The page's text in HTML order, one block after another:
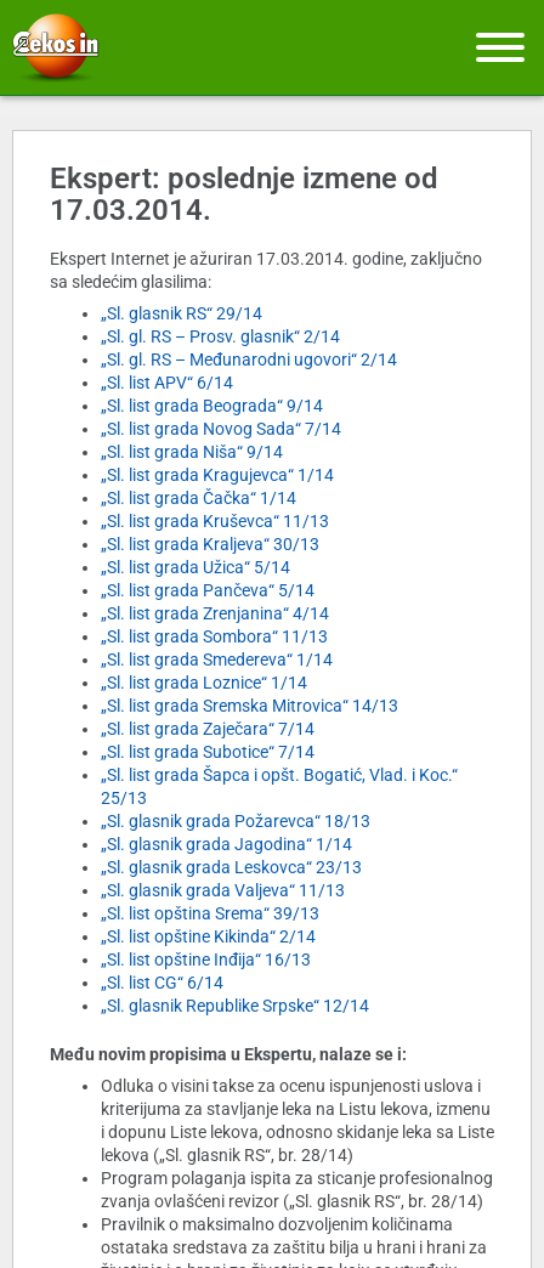
Ekspert: poslednje izmene od
17.03.2014.
Ekspert Internet je ažuriran 17.03.2014. godine, zaključno
sa sledećim glasilima:
„Sl. glasnik RS“ 29/14
„Sl. gl. RS – Prosv. glasnik“ 2/14
„Sl. gl. RS – Međunarodni ugovori“ 2/14
„Sl. list APV“ 6/14
„Sl. list grada Beograda“ 9/14
„Sl. list grada Novog Sada“ 7/14
„Sl. list grada Niša“ 9/14
„Sl. list grada Kragujevca“ 1/14
„Sl. list grada Čačka“ 1/14
„Sl. list grada Kruševca“ 11/13
„Sl. list grada Kraljeva“ 30/13
„Sl. list grada Užica“ 5/14
„Sl. list grada Pančeva“ 5/14
„Sl. list grada Zrenjanina“ 4/14
„Sl. list grada Sombora“ 11/13
„Sl. list grada Smedereva“ 1/14
„Sl. list grada Loznice“ 1/14
„Sl. list grada Sremska Mitrovica“ 14/13
„Sl. list grada Zaječara“ 7/14
„Sl. list grada Subotice“ 7/14
„Sl. list grada Šapca i opšt. Bogatić, Vlad. i Koc.“
25/13
„Sl. glasnik grada Požarevca“ 18/13
„Sl. glasnik grada Jagodina“ 1/14
„Sl. glasnik grada Leskovca“ 23/13
„Sl. glasnik grada Valjeva“ 11/13
„Sl. list opština Srema“ 39/13
„Sl. list opštine Kikinda“ 2/14
„Sl. list opštine Inđija“ 16/13
„Sl. list CG“ 6/14
„Sl. glasnik Republike Srpske“ 12/14
Među novim propisima u Ekspertu, nalaze se i:
Odluka o visini takse za ocenu ispunjenosti uslova i
kriterijuma za stavljanje leka na Listu lekova, izmenu
i dopunu Liste lekova, odnosno skidanje leka sa Liste
lekova („Sl. glasnik RS“, br. 28/14)
Program polaganja ispita za sticanje profesionalnog
zvanja ovlašćeni revizor („Sl. glasnik RS“, br. 28/14)
Pravilnik o maksimalno dozvoljenim količinama
ostataka sredstava za zaštitu bilja u hrani i hrani za